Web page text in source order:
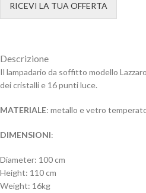
RICEVI LA TUA OFFERTA
Descrizione
Il lampadario da soffitto modello
dei cristalli e 16 punti luce.
MATERIALE: metallo e vetro
DIMENSIONI:
Diameter: 100 cm
Height: 110 cm
Weight: 16kg